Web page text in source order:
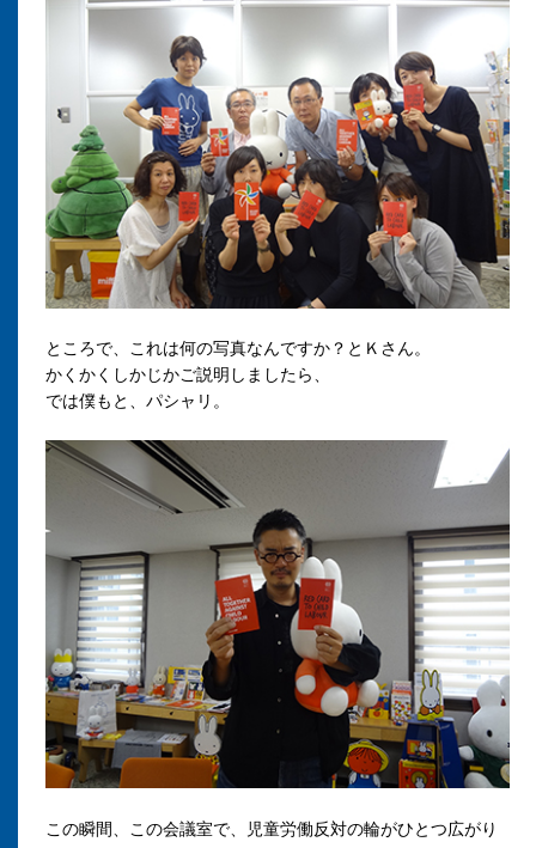
ところで、これは何の写真なんですか？とＫさん。
かくかくしかじかご説明しましたら、
では僕もと、パシャリ。
この瞬間、この会議室で、児童労働反対の輪がひとつ広がり